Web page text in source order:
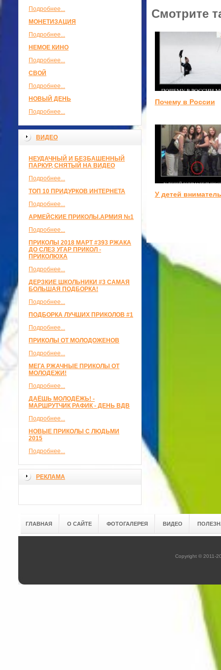
Подробнее...
МОНЕТИЗАЦИЯ
Подробнее...
НЕМОЕ КИНО
Подробнее...
СВОЙ
Подробнее...
НОВЫЙ ДЕНЬ
Подробнее...
ВИДЕО
НЕУДАЧНЫЙ И БЕЗБАШЕННЫЙ
ПАРКУР, СНЯТЫЙ НА ВИДЕО
Подробнее...
ТОП 10 ПРИДУРКОВ ИНТЕРНЕТА
Подробнее...
АРМЕЙСКИЕ ПРИКОЛЫ.АРМИЯ №1
Подробнее...
ПРИКОЛЫ 2018 МАРТ #393 РЖАКА
ДО СЛЕЗ УГАР ПРИКОЛ -
ПРИКОЛЮХА
Подробнее...
ДЕРЗКИЕ ШКОЛЬНИКИ #3 САМАЯ
БОЛЬШАЯ ПОДБОРКА!
Подробнее...
ПОДБОРКА ЛУЧШИХ ПРИКОЛОВ #1
Подробнее...
ПРИКОЛЫ ОТ МОЛОДОЖЕНОВ
Подробнее...
МЕГА РЖАЧНЫЕ ПРИКОЛЫ ОТ
МОЛОДЕЖИ!
Подробнее...
ДАЁШЬ МОЛОДЁЖЬ! -
МАРШРУТЧИК РАФИК - ДЕНЬ ВДВ
Подробнее...
НОВЫЕ ПРИКОЛЫ С ЛЮДЬМИ
2015
Подробнее...
РЕКЛАМА
Смотрите
Почему в России
У детей
ГЛАВНАЯ О САЙТЕ ФОТОГАЛЕРЕЯ ВИДЕО
Copyright © 2011-